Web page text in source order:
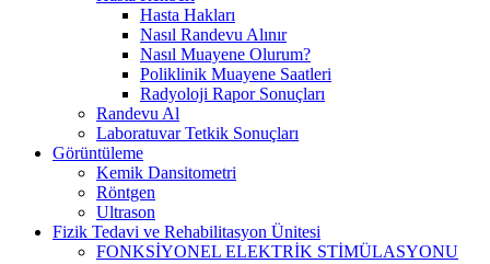
Hasta Hakları
Nasıl Randevu Alınır
Nasıl Muayene Olurum?
Poliklinik Muayene Saatleri
Radyoloji Rapor Sonuçları
Randevu Al
Laboratuvar Tetkik Sonuçları
Görüntüleme
Kemik Dansitometri
Röntgen
Ultrason
Fizik Tedavi ve Rehabilitasyon Ünitesi
FONKSİYONEL ELEKTRİK STİMÜLASYONU